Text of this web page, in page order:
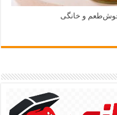
خوش‌طعم و خانگی